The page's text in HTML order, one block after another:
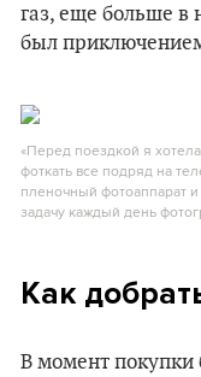
газ, еще больше в
был
«Перед поездкой я
фоткать все подряд на
пленочный фотоаппарат
задачу каждый день
Как
В момент покупки